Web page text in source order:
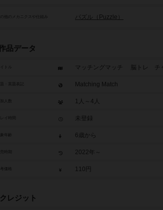
の他のメカニクスや仕組み パズル（Puzzle）
品データ
イトル マッチングマッチ 脳トレ チ
Matching Match
加人数 1人～4人
未登録
6歳から
2022年～
考価格 110円
クレジット